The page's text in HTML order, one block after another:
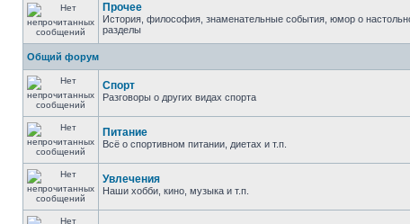
Прочее
История, философия, знаменательные события, юмор о
разделы
Общий форум
Спорт
Разговоры о других видах спорта
Питание
Всё о спортивном питании, диетах и т.п.
Увлечения
Наши хобби, кино, музыка и т.п.